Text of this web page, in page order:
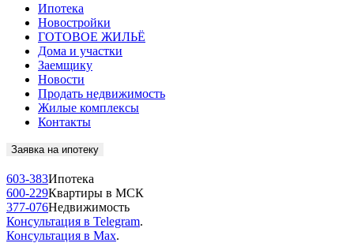
Ипотека
Новостройки
ГОТОВОЕ ЖИЛЬЁ
Дома и участки
Заемщику
Новости
Продать недвижимость
Жилые комплексы
Контакты
Заявка на ипотеку
603-383Ипотека
600-229Квартиры в МСК
377-076Недвижимость
Консультация в Telegram.
Консультация в Max.